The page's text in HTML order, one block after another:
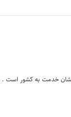
خدمت به کشور است . در